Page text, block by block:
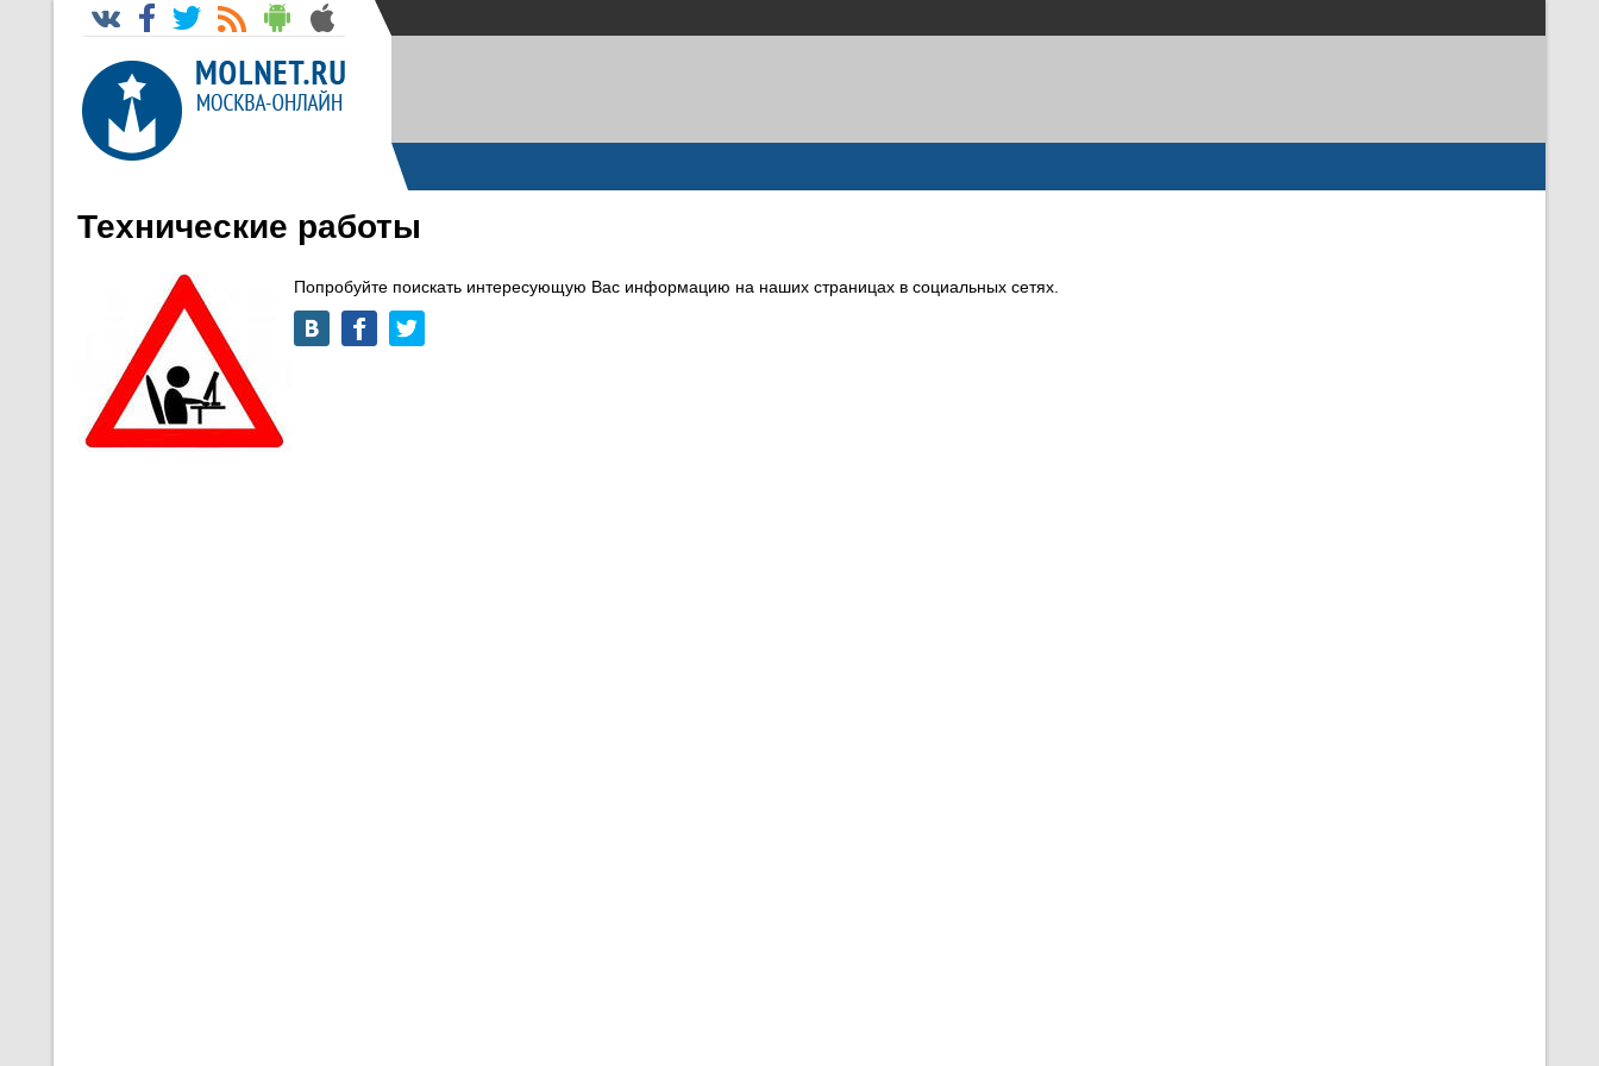
Технические работы
Попробуйте поискать интересующую Вас информацию на наших страницах в социальных сетях.